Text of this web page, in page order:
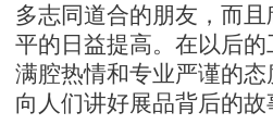
多志同道合的朋友，而
平的日益提高。在以后
满腔热情和专业严谨的态
向人们讲好展品背后的故